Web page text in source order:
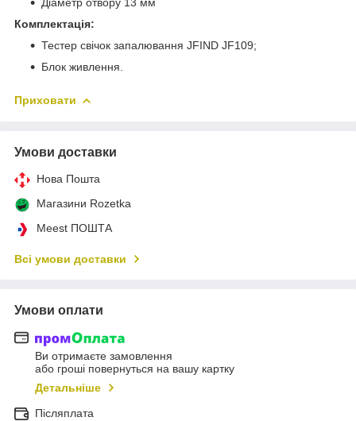
Комплектація:
Тестер свічок запалювання JFIND JF109;
Блок живлення.
Приховати
Умови доставки
Нова Пошта
Магазини Rozetka
Meest ПОШТА
Всі умови доставки
Умови оплати
Ви отримаєте замовлення
або гроші повернуться на вашу картку
Детальніше
Післяплата